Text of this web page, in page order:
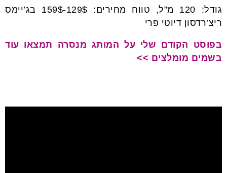
גודל: 120 מ”ל, טווח מחירים: 129$-159$ בג’יימס
ריצ’רדסון דיוטי פרי
בפוסט הקודם שלי על המותג מנסרה תמצאו עוד
בשמים מומלצים >>